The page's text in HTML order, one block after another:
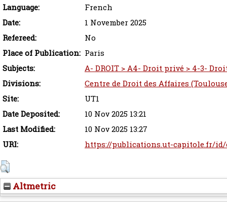
Language:
French
Date:
1 November 2025
Refereed:
No
Place of Publication: Paris
Subjects:
A- DROIT > A4- Droit privé > 4-3-
Divisions:
Centre de Droit des Affaires
Site:
UT1
Date Deposited:
10 Nov 2025 13:21
Last Modified:
10 Nov 2025 13:27
URI:
https://publications.ut-capitole.fr/id/
Altmetric